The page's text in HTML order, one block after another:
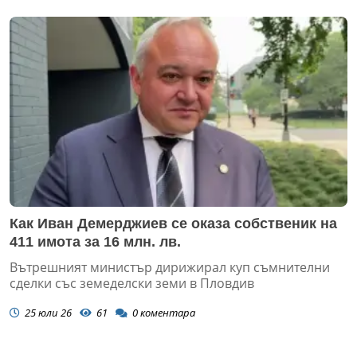
Как Иван Демерджиев се оказа собственик на
411 имота за 16 млн. лв.
Вътрешният министър дирижирал куп съмнителни
сделки със земеделски земи в Пловдив
25 юли 26 61 0коментара